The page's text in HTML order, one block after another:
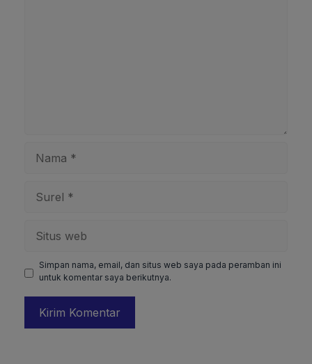
web
Simpan nama, email, dan situs web saya pada peramban ini
untuk komentar saya berikutnya.